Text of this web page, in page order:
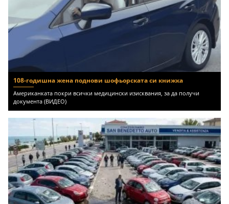
108-годишна жена поднови шофьорската си книжка
Американката покри всички медицински изисквания, за да получи
документа (ВИДЕО)